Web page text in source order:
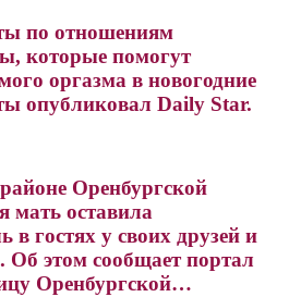
по отношениям
которые помогут
оргазма в новогодние
опубликовал Daily Star.
Оренбургской
мать оставила
гостях у своих друзей и
Об этом сообщает портал
Оренбургской…